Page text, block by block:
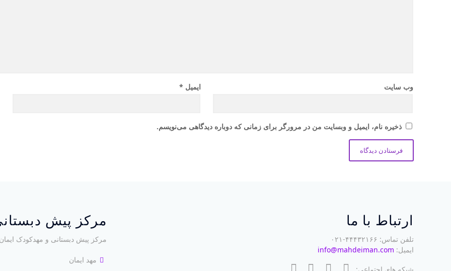
ایمیل * وب‌ سایت
ذخیره نام، ایمیل و وبسایت من در مرورگر برای زمانی که دوباره دیدگاهی می‌نویسم.
مرکز پیش
مرکز پیش دبستانی و مهدکودک
مهد ایمان
ارتباط با ما
تلفن تماس: ۴۴۴۳۲۱۶۶-۰۲۱
ایمیل: info@mahdeiman.com